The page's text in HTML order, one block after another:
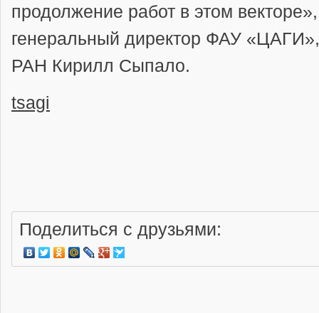
продолжение работ в этом
генеральный директор ФАУ
РАН Кирилл Сыпало.
tsagi
Поделиться с друзьями: